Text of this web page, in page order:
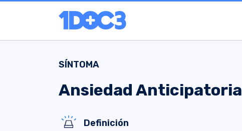
SÍNTOMA
Ansiedad Anticipatoria
Definición